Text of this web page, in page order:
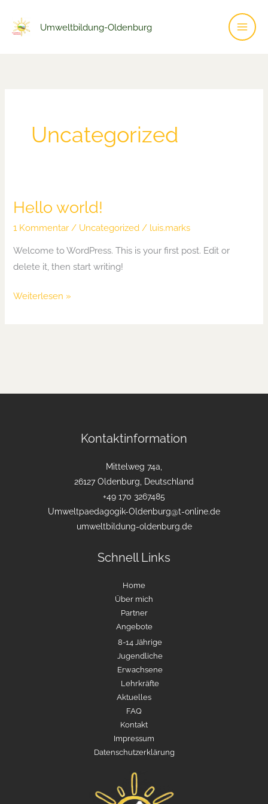
Inhalt
springen
Umweltbildung-Oldenburg
Uncategorized
Hello world!
1 Kommentar / Uncategorized / luis.marks
Welcome to WordPress. This is your first post. Edit or
delete it, then start writing!
Hello
Weiterlesen »
Kontaktinformation
Mittelweg 74a,
26127 Oldenburg, Deutschland
+49 170 3267485
Umweltpaedagogik-Oldenburg@t-online.de
umweltbildung-oldenburg.de
Schnell Links
Home
Über mich
Partner
Angebote
8-14 Jährige
Jugendliche
Erwachsene
Lehrkräfte
Aktuelles
FAQ
Kontakt
Impressum
Datenschutzerklärung